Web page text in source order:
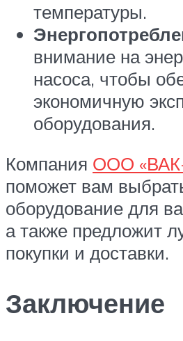
температуры.
внимание на
насоса, чтобы
экономичную
оборудования.
Компания ООО
поможет вам
оборудование для
а также предложит
покупки и доставки.
Заключение